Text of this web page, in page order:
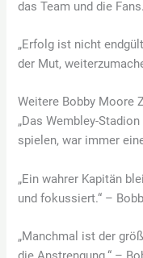
das Team und die
„Erfolg ist nicht
der Mut,
Weitere Bobby Moore
„Das Wembley-
spielen, war immer
„Ein wahrer Kapitän
und fokussiert.“ –
„Manchmal ist der